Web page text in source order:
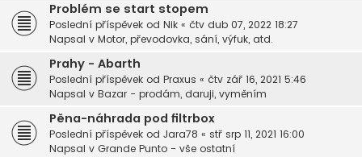
Problém se start stopem
Poslední příspěvek od Nik « čtv dub 07, 2022 18:27
Napsal v Motor, převodovka, sání, výfuk, atd.
Prahy - Abarth
Poslední příspěvek od Praxus « čtv zář 16, 2021 5:46
Napsal v Bazar - prodám, daruji, vyměním
Pěna-náhrada pod filtrbox
Poslední příspěvek od Jara78 « stř srp 11, 2021 16:00
Napsal v Grande Punto - vše ostatní